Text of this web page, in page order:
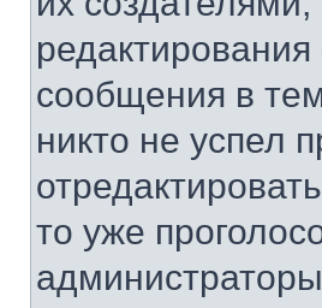
сообщения в
никто не успел
то уже